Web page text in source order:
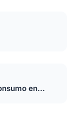
en...